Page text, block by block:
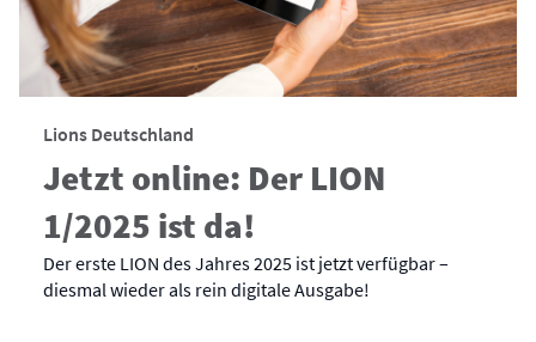
Lions Deutschland
Jetzt online: Der LION
1/2025 ist da!
Der erste LION des Jahres 2025 ist jetzt verfügbar –
diesmal wieder als rein digitale Ausgabe!